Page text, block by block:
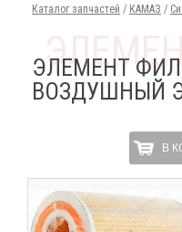
Каталог запчастей / КАМАЗ /
ЭЛЕМЕНТ
ВОЗДУШНЫЙ
В